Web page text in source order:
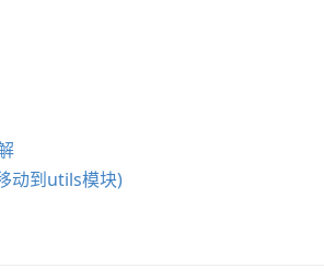
动到utils模块)